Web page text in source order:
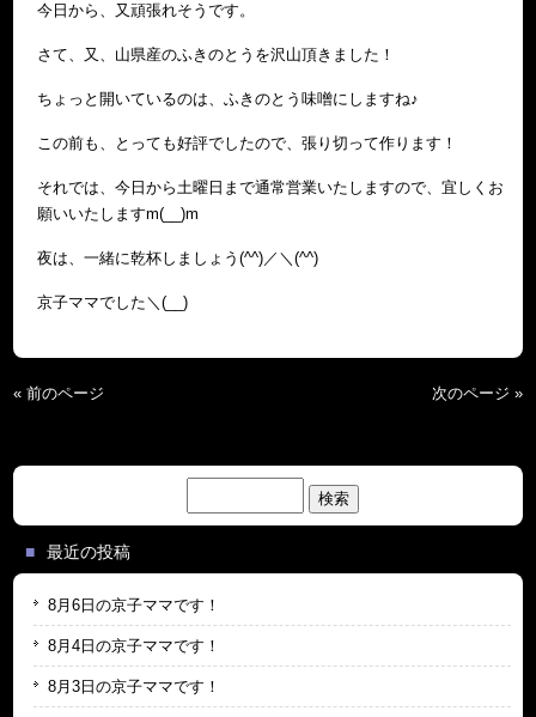
今日から、又頑張れそうです。
さて、又、山県産のふきのとうを沢山頂きました！
ちょっと開いているのは、ふきのとう味噌にしますね♪
この前も、とっても好評でしたので、張り切って作ります！
それでは、今日から土曜日まで通常営業いたしますので、宜しくお
願いいたしますm(__)m
夜は、一緒に乾杯しましょう(^^)／＼(^^)
京子ママでした＼(__)
« 前のページ 次のページ »
索:
最近の投稿
8月6日の京子ママです！
8月4日の京子ママです！
8月3日の京子ママです！